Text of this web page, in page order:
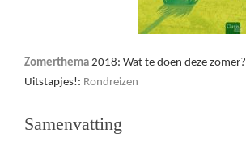
Zomerthema 2018: Wat te doen deze zomer?
Uitstapjes!: Rondreizen
Samenvatting